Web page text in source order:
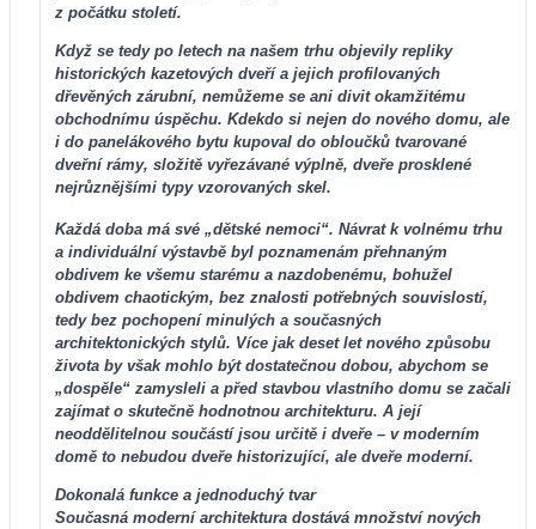
z počátku století.
Když se tedy po letech na našem trhu objevily repliky
historických kazetových dveří a jejich profilovaných
dřevěných zárubní, nemůžeme se ani divit okamžitému
obchodnímu úspěchu. Kdekdo si nejen do nového domu, ale
i do panelákového bytu kupoval do obloučků tvarované
dveřní rámy, složitě vyřezávané výplně, dveře prosklené
nejrůznějšími typy vzorovaných skel.
Každá doba má své „dětské nemoci“. Návrat k volnému trhu
a individuální výstavbě byl poznamenám přehnaným
obdivem ke všemu starému a nazdobenému, bohužel
obdivem chaotickým, bez znalosti potřebných souvislostí,
tedy bez pochopení minulých a současných
architektonických stylů. Více jak deset let nového způsobu
života by však mohlo být dostatečnou dobou, abychom se
„dospěle“ zamysleli a před stavbou vlastního domu se začali
zajímat o skutečně hodnotnou architekturu. A její
neoddělitelnou součástí jsou určitě i dveře – v moderním
domě to nebudou dveře historizující, ale dveře moderní.
Dokonalá funkce a jednoduchý tvar
Současná moderní architektura dostává množství nových